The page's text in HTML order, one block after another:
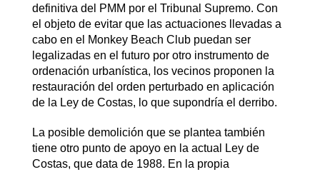
definitiva del PMM por el Tribunal Supremo. Con
el objeto de evitar que las actuaciones llevadas a
cabo en el Monkey Beach Club puedan ser
legalizadas en el futuro por otro instrumento de
ordenación urbanística, los vecinos proponen la
restauración del orden perturbado en aplicación
de la Ley de Costas, lo que supondría el derribo.
La posible demolición que se plantea también
tiene otro punto de apoyo en la actual Ley de
Costas, que data de 1988. En la propia